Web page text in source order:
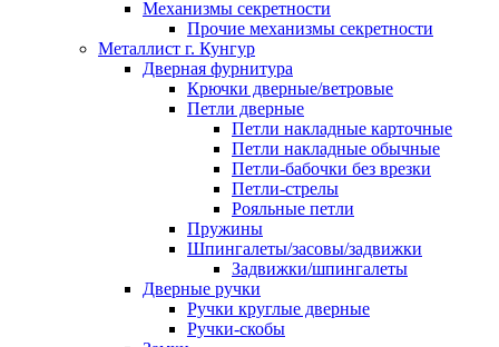
Механизмы секретности
Прочие механизмы секретности
Металлист г. Кунгур
Дверная фурнитура
Крючки дверные/ветровые
Петли дверные
Петли накладные карточные
Петли накладные обычные
Петли-бабочки без врезки
Петли-стрелы
Рояльные петли
Пружины
Шпингалеты/засовы/задвижки
Задвижки/шпингалеты
Дверные ручки
Ручки круглые дверные
Ручки-скобы